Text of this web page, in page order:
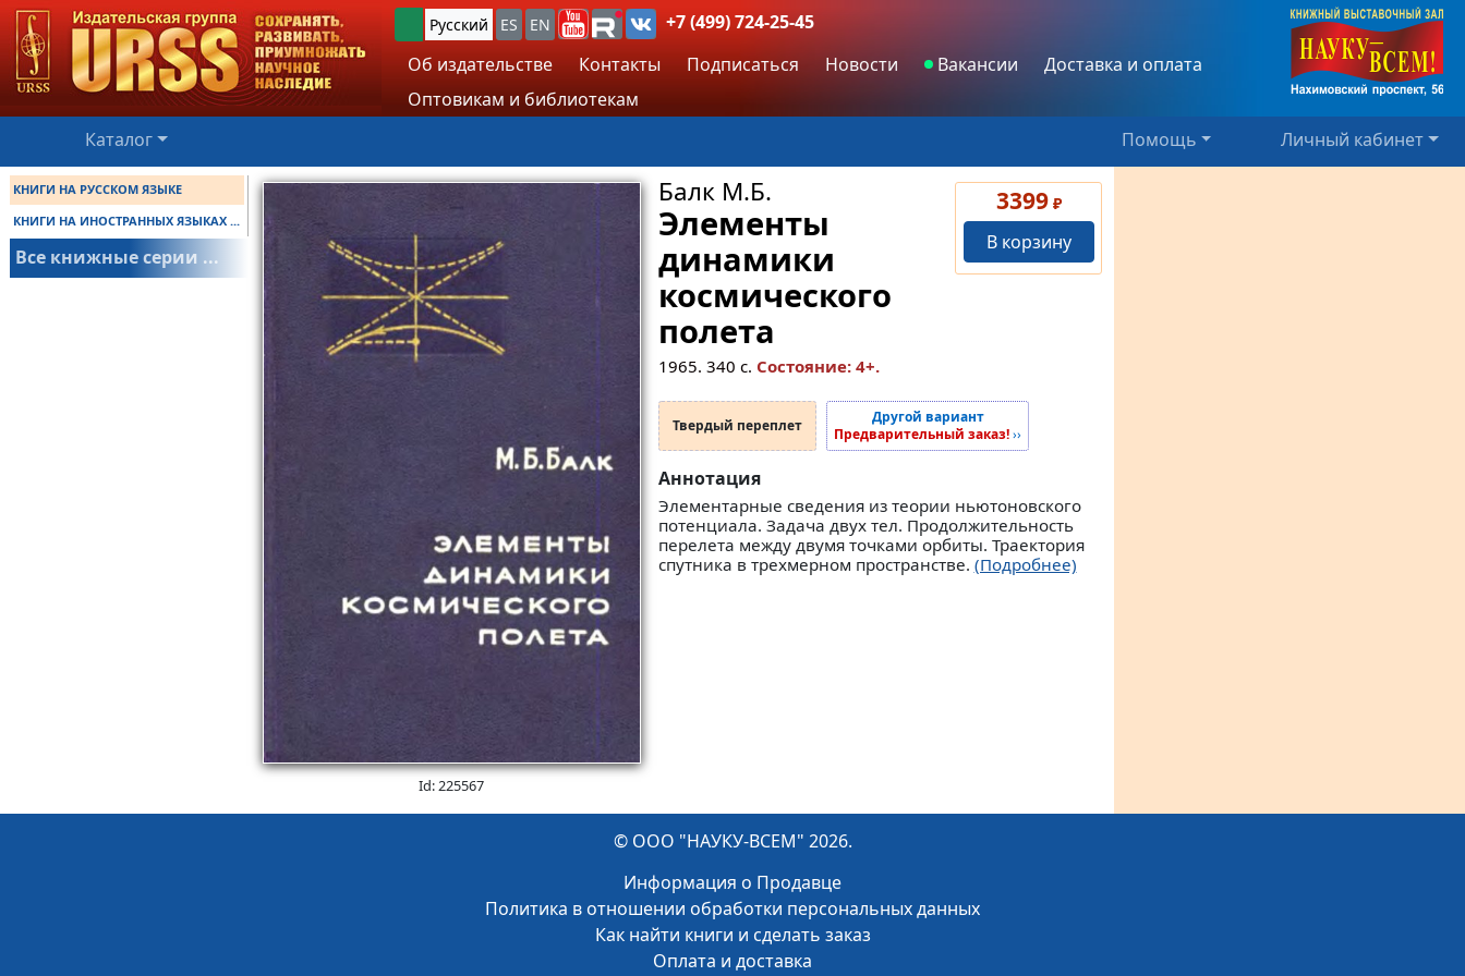
Русский ES EN
+7 (499) 724-25-45
Об издательстве
Контакты Подписаться Новости Вакансии
Доставка и оплата
Оптовикам и библиотекам
Каталог
Помощь Личный кабинет
КНИГИ НА РУССКОМ ЯЗЫКЕ
КНИГИ НА ИНОСТРАННЫХ ЯЗЫКАХ ...
Все книжные серии ...
Id: 225567
3399₽
В корзину
Балк М.Б.
Элементы
динамики
космического
полета
1965. 340 с. Состояние: 4+.
Твердый переплет
Другой вариант
Предварительный заказ!››
Аннотация
Элементарные сведения из теории ньютоновского
потенциала. Задача двух тел. Продолжительность
перелета между двумя точками орбиты. Траектория
спутника в трехмерном пространстве. (Подробнее)
© ООО "НАУКУ-ВСЕМ" 2026.
Информация о Продавце
Политика в отношении обработки персональных данных
Как найти книги и сделать заказ
Оплата и доставка